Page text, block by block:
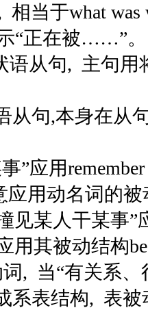
相当于what was
“正在被……”。
语从句, 主句用
从句,本身在从
”应用
用动名词的被
见某人干某事”
用其被动结构be
, 当“有关系、
系表结构, 表被